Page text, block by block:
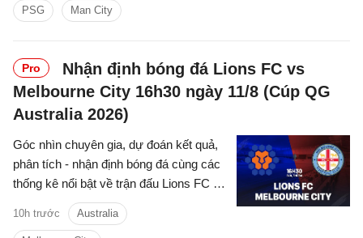
PSG Man City
Pro
Nhận định bóng đá Lions FC vs
Melbourne City 16h30 ngày 11/8 (Cúp QG
Australia 2026)
Góc nhìn chuyên gia, dự đoán kết quả,
phân tích - nhận định bóng đá cùng các
thống kê nổi bật về trận đấu Lions FC vs
Melbourne City cúp quốc gia Australia
10h trước Australia